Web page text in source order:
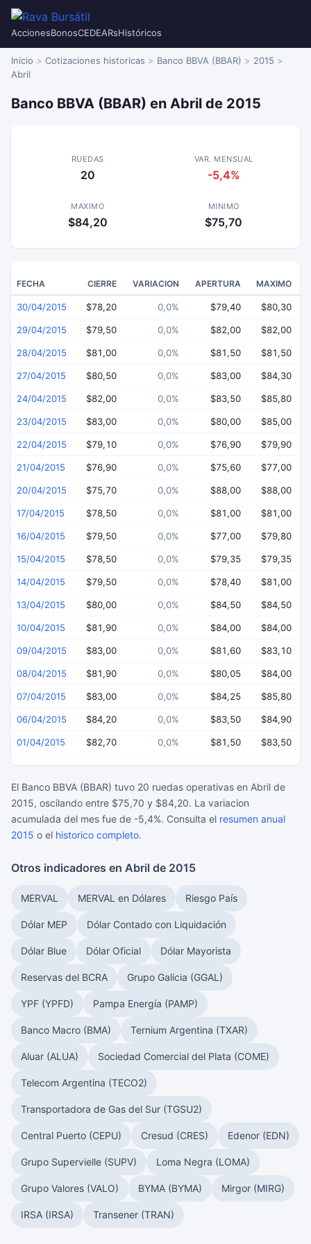
AccionesBonosCEDEARsHistóricos
Inicio Cotizaciones historicas Banco BBVA (BBAR)
2015
Abril
Banco BBVA (BBAR) en Abril de 2015
RUEDAS
20
VAR. MENSUAL
-5,4%
MAXIMO
$84,20
MINIMO
$75,70
FECHA CIERRE VARIACION APERTURA MAXIMO
30/04/2015 $78,20 0,0% $79,40 $80,30
29/04/2015 $79,50 0,0% $82,00 $82,00
28/04/2015 $81,00 0,0% $81,50 $81,50
27/04/2015 $80,50 0,0% $83,00 $84,30
24/04/2015 $82,00 0,0% $83,50 $85,80
23/04/2015 $83,00 0,0% $80,00 $85,00
22/04/2015 $79,10 0,0% $76,90 $79,90
21/04/2015 $76,90 0,0% $75,60 $77,00
20/04/2015 $75,70 0,0% $88,00 $88,00
17/04/2015 $78,50 0,0% $81,00 $81,00
16/04/2015 $79,50 0,0% $77,00 $79,80
15/04/2015 $78,50 0,0% $79,35 $79,35
14/04/2015 $79,50 0,0% $78,40 $81,00
13/04/2015 $80,00 0,0% $84,50 $84,50
10/04/2015 $81,90 0,0% $84,00 $84,00
09/04/2015 $83,00 0,0% $81,60 $83,10
08/04/2015 $81,90 0,0% $80,05 $84,00
07/04/2015 $83,00 0,0% $84,25 $85,80
06/04/2015 $84,20 0,0% $83,50 $84,90
01/04/2015 $82,70 0,0% $81,50 $83,50
El Banco BBVA (BBAR) tuvo 20 ruedas operativas en Abril de
2015, oscilando entre $75,70 y $84,20. La variacion
acumulada del mes fue de -5,4%. Consulta el resumen anual
2015 o el historico completo.
Otros indicadores en Abril de 2015
MERVAL MERVAL en Dólares Riesgo País
Dólar MEP Dólar Contado con Liquidación
Dólar Blue Dólar Oficial Dólar Mayorista
Reservas del BCRA Grupo Galicia (GGAL)
YPF (YPFD) Pampa Energía (PAMP)
Banco Macro (BMA) Ternium Argentina (TXAR)
Aluar (ALUA) Sociedad Comercial del Plata (COME)
Telecom Argentina (TECO2)
Transportadora de Gas del Sur (TGSU2)
Central Puerto (CEPU) Cresud (CRES) Edenor (EDN)
Grupo Supervielle (SUPV) Loma Negra (LOMA)
Grupo Valores (VALO) BYMA (BYMA) Mirgor (MIRG)
IRSA (IRSA) Transener (TRAN)